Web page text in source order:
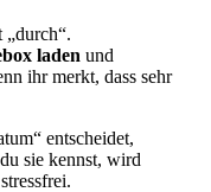
„durch“.
laden und
ihr merkt, dass sehr
entscheidet,
sie kennst, wird